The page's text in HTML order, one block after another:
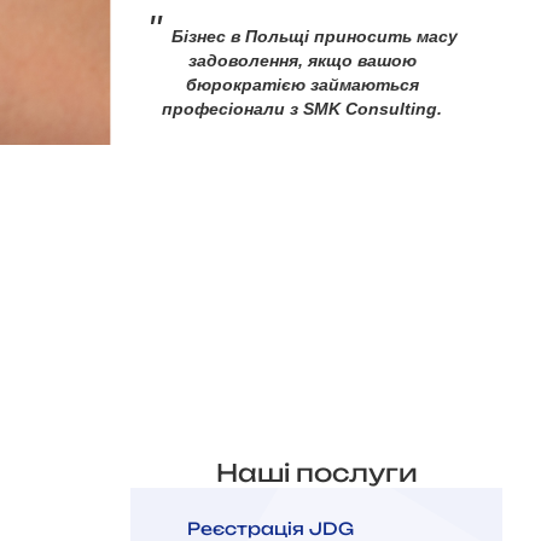
" Бізнес в Польщі приносить масу
задоволення, якщо вашою
бюрократією займаються
професіонали з SMK Consulting.
Наші послуги
Реєстрація JDG